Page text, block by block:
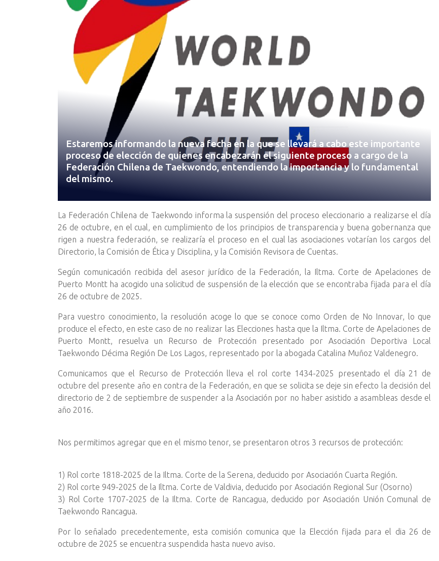
Estaremos informando la nueva fecha en la que se llevará a cabo este importante
proceso de elección de quienes encabezarán el siguiente proceso a cargo de la
Federación Chilena de Taekwondo, entendiendo la importancia y lo fundamental
del mismo.
La Federación Chilena de Taekwondo informa la suspensión del proceso eleccionario a realizarse el día
26 de octubre, en el cual, en cumplimiento de los principios de transparencia y buena gobernanza que
rigen a nuestra federación, se realizaría el proceso en el cual las asociaciones votarían los cargos del
Directorio, la Comisión de Ética y Disciplina, y la Comisión Revisora de Cuentas.
Según comunicación recibida del asesor jurídico de la Federación, la Iltma. Corte de Apelaciones de
Puerto Montt ha acogido una solicitud de suspensión de la elección que se encontraba fijada para el día
26 de octubre de 2025.
Para vuestro conocimiento, la resolución acoge lo que se conoce como Orden de No Innovar, lo que
produce el efecto, en este caso de no realizar las Elecciones hasta que la Iltma. Corte de Apelaciones de
Puerto Montt, resuelva un Recurso de Protección presentado por Asociación Deportiva Local
Taekwondo Décima Región De Los Lagos, representado por la abogada Catalina Muñoz Valdenegro.
Comunicamos que el Recurso de Protección lleva el rol corte 1434-2025 presentado el día 21 de
octubre del presente año en contra de la Federación, en que se solicita se deje sin efecto la decisión del
directorio de 2 de septiembre de suspender a la Asociación por no haber asistido a asambleas desde el
año 2016.
Nos permitimos agregar que en el mismo tenor, se presentaron otros 3 recursos de protección:
1) Rol corte 1818-2025 de la Iltma. Corte de la Serena, deducido por Asociación Cuarta Región.
2) Rol corte 949-2025 de la Iltma. Corte de Valdivia, deducido por Asociación Regional Sur (Osorno)
3) Rol Corte 1707-2025 de la Iltma. Corte de Rancagua, deducido por Asociación Unión Comunal de
Taekwondo Rancagua.
Por lo señalado precedentemente, esta comisión comunica que la Elección fijada para el dia 26 de
octubre de 2025 se encuentra suspendida hasta nuevo aviso.